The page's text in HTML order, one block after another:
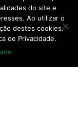
do site e
Ao utilizar o
destes cookies.
de Privacidade.